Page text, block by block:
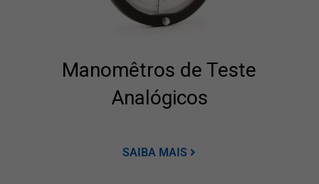
Manomêtros de Teste
Analógicos
SAIBA MAIS